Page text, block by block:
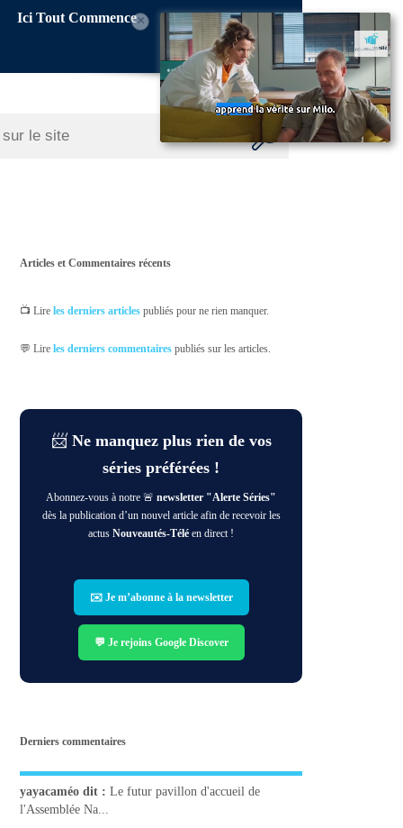
Ici Tout Commence×
Articles et Commentaires récents
📺 Lireles derniers articles publiés pour ne rien manquer.
💬 Lireles derniers commentaires publiés sur les articles.
📨 Ne manquez plus rien de vos
séries préférées !
Abonnez-vous à notre 🚨newsletter "Alerte Séries"
dès la publication d’un nouvel article afin de recevoir les
actusNouveautés-Télé en direct !
✉️ Je m’abonne à la newsletter
💬 Je rejoins Google Discover
Derniers commentaires
yayacaméo dit : Le futur pavillon d'accueil de
l'Assemblée Na...